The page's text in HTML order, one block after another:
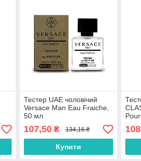
Тестер UAE чоловічий
Versace Man Eau Fraiche,
50 мл
107,50₴ 134,16 ₴
Купити